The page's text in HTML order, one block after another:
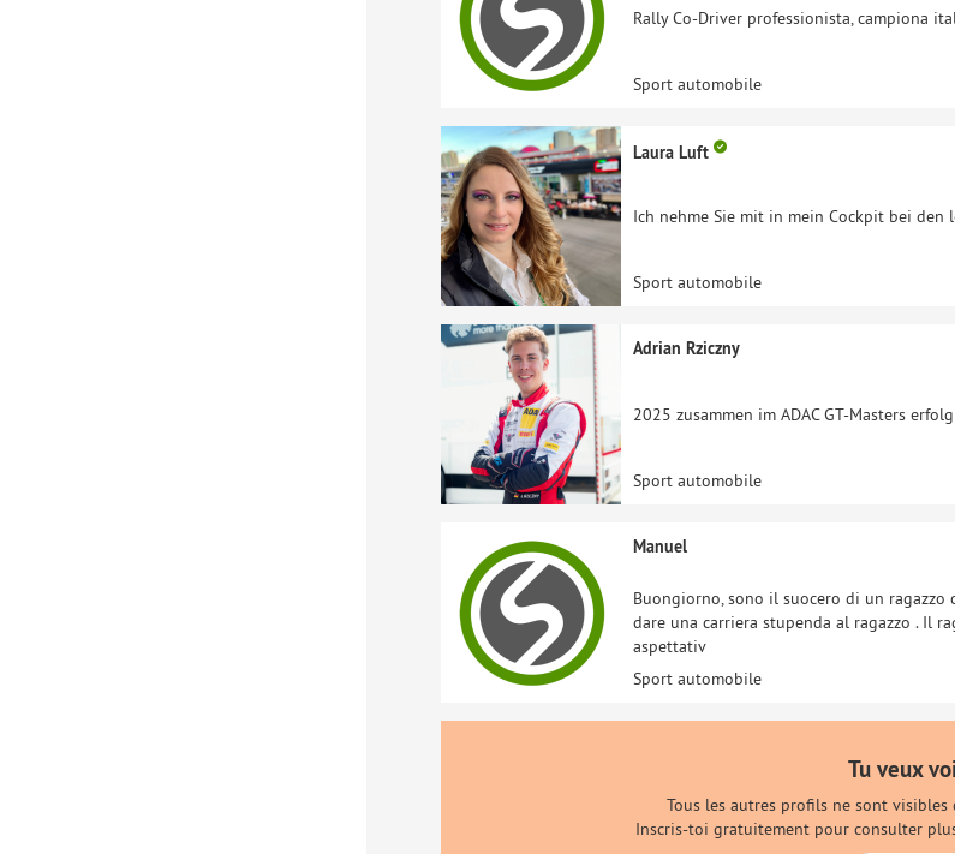
Rally Co-Driver professionista, campiona
Sport automobile
Laura Luft
Ich nehme Sie mit in mein Cockpit bei den
Sport automobile
Adrian Rziczny
2025 zusammen im ADAC GT-Masters
Sport automobile
Manuel
Buongiorno, sono il suocero di un
dare una carriera stupenda al ragazzo . Il
aspettativ
Sport automobile
Tu veux
Tous les autres profils ne sont
Inscris-toi gratuitement pour consulter